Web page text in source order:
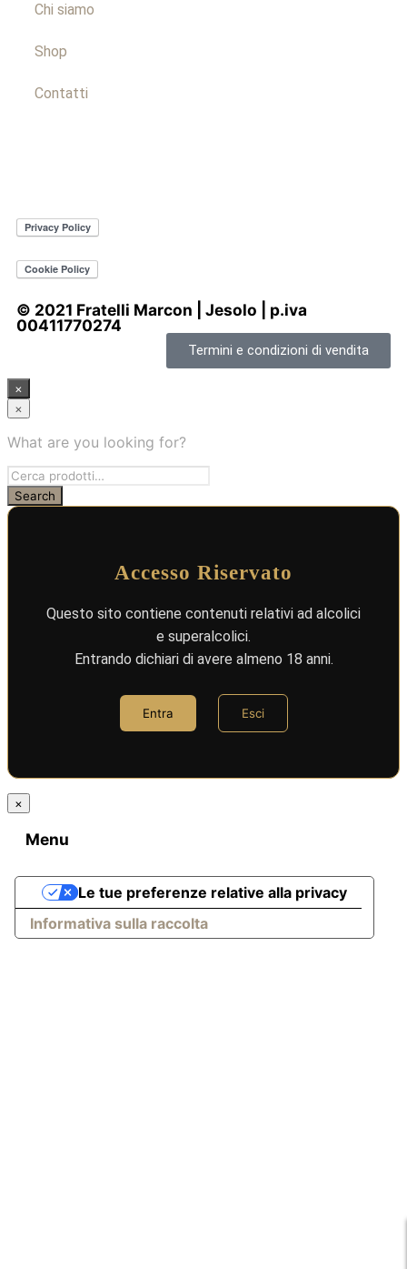
Chi siamo
Shop
Contatti
© 2021 Fratelli Marcon | Jesolo | p.iva
00411770274
Termini e condizioni di vendita
×
×
What are you looking for?
Accesso Riservato
Questo sito contiene contenuti relativi ad alcolici
e superalcolici.
Entrando dichiari di avere almeno 18 anni.
Entra Esci
×
Menu
Informativa sulla raccolta
Le tue preferenze relative alla privacy